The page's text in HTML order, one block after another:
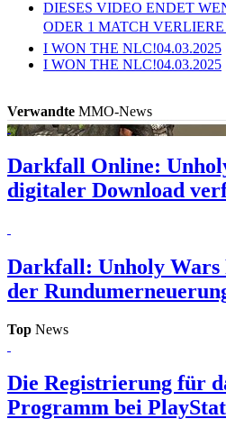
DIESES VIDEO ENDET
ODER 1 MATCH
I WON THE NLC!04.03.2025
I WON THE NLC!04.03.2025
Verwandte MMO-News
Darkfall Online:
digitaler Download
Darkfall: Unholy Wars
der
Top News
Die Registrierung für
Programm bei